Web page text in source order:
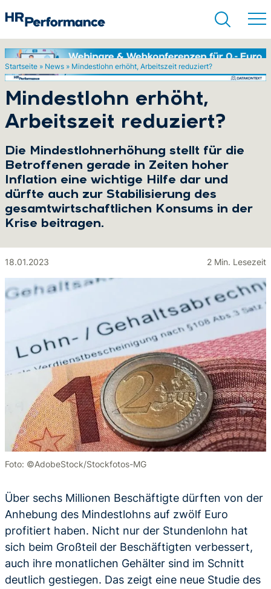
Startseite » News » Mindestlohn erhöht, Arbeitszeit reduziert?
Mindestlohn erhöht,
Arbeitszeit reduziert?
Die Mindestlohnerhöhung stellt für die
Betroffenen gerade in Zeiten hoher
Inflation eine wichtige Hilfe dar und
dürfte auch zur Stabilisierung des
gesamtwirtschaftlichen Konsums in der
Krise beitragen.
18.01.2023 2 Min. Lesezeit
Foto: ©AdobeStock/Stockfotos-MG
Über sechs Millionen Beschäftigte dürften von der
Anhebung des Mindestlohns auf zwölf Euro
profitiert haben. Nicht nur der Stundenlohn hat
sich beim Großteil der Beschäftigten verbessert,
auch ihre monatlichen Gehälter sind im Schnitt
deutlich gestiegen. Das zeigt eine neue Studie des